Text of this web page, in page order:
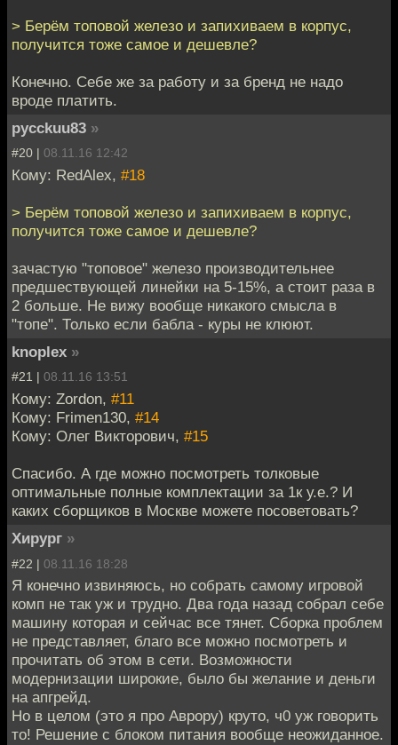
> Берём топовой железо и запихиваем в корпус,
получится тоже самое и дешевле?
Конечно. Себе же за работу и за бренд не надо
вроде платить.
pycckuu83 »
#20 | 08.11.16 12:42
Кому: RedAlex, #18
> Берём топовой железо и запихиваем в корпус,
получится тоже самое и дешевле?
зачастую "топовое" железо производительнее
предшествующей линейки на 5-15%, а стоит раза в
2 больше. Не вижу вообще никакого смысла в
"топе". Только если бабла - куры не клюют.
knoplex »
#21 | 08.11.16 13:51
Кому: Zordon, #11
Кому: Frimen130, #14
Кому: Олег Викторович, #15
Спасибо. А где можно посмотреть толковые
оптимальные полные комплектации за 1к у.е.? И
каких сборщиков в Москве можете посоветовать?
Хирург »
#22 | 08.11.16 18:28
Я конечно извиняюсь, но собрать самому игровой
комп не так уж и трудно. Два года назад собрал себе
машину которая и сейчас все тянет. Сборка проблем
не представляет, благо все можно посмотреть и
прочитать об этом в сети. Возможности
модернизации широкие, было бы желание и деньги
на апгрейд.
Но в целом (это я про Аврору) круто, ч0 уж говорить
то! Решение с блоком питания вообще неожиданное.